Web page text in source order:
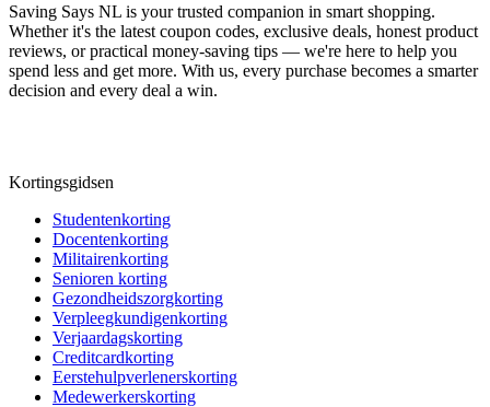
Saving Says NL is your trusted companion in smart shopping.
Whether it's the latest coupon codes, exclusive deals, honest product
reviews, or practical money-saving tips — we're here to help you
spend less and get more. With us, every purchase becomes a smarter
decision and every deal a win.
Kortingsgidsen
Studentenkorting
Docentenkorting
Militairenkorting
Senioren korting
Gezondheidszorgkorting
Verpleegkundigenkorting
Verjaardagskorting
Creditcardkorting
Eerstehulpverlenerskorting
Medewerkerskorting